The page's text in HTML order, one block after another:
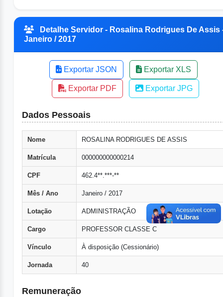
Detalhe Servidor - Rosalina Rodrigues De Assis
Janeiro / 2017
Exportar JSON Exportar XLS
Exportar PDF Exportar JPG
Dados Pessoais
Nome ROSALINA RODRIGUES DE ASSIS
Matrícula 000000000000214
CPF 462.4**.***-**
Mês / Ano Janeiro / 2017
Lotação ADMINISTRAÇÃO
Cargo PROFESSOR CLASSE C
Vínculo À disposição (Cessionário)
Jornada 40
Remuneração